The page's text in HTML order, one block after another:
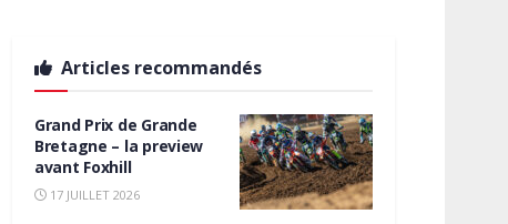
Articles recommandés
Grand Prix de Grande
Bretagne – la preview
avant Foxhill
17 JUILLET 2026